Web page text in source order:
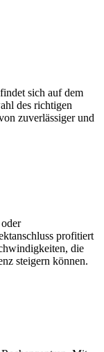
sich auf dem
des richtigen
zuverlässiger und
profitiert
die
steigern können.